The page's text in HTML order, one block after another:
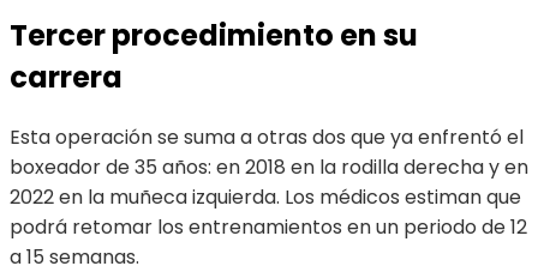
Tercer procedimiento en su
carrera
Esta operación se suma a otras dos que ya enfrentó el
boxeador de 35 años: en 2018 en la rodilla derecha y en
2022 en la muñeca izquierda. Los médicos estiman que
podrá retomar los entrenamientos en un periodo de 12
a 15 semanas.